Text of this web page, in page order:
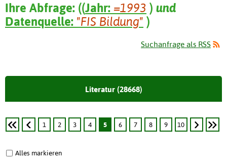
Ihre Abfrage: ((Jahr: =1993 ) und
Datenquelle: "FIS Bildung" )
Suchanfrage als RSS
Literatur (28668)
1 2 3 4 5 6 7 8 9 10
Alles markieren